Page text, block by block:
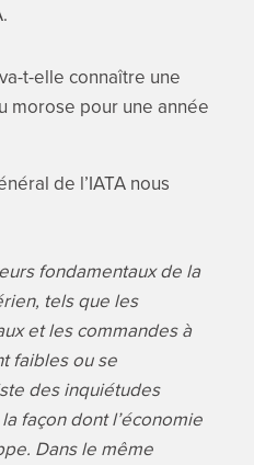
t-elle connaître une
morose pour une année
de l’IATA nous
fondamentaux de la
tels que les
et les commandes à
faibles ou se
des inquiétudes
façon dont l’économie
Dans le même